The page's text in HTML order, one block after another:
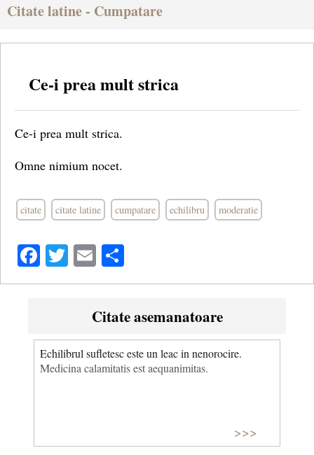
Citate latine - Cumpatare
Ce-i prea mult strica
Ce-i prea mult strica.
Omne nimium nocet.
citate citate latine cumpatare echilibru moderatie
Facebook
Twitter
Email
Citate asemanatoare
Echilibrul sufletesc este un leac in nenorocire.
Medicina calamitatis est aequanimitas.
>>>